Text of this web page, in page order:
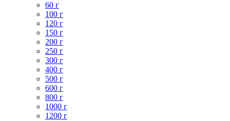
60 г
100 г
120 г
150 г
200 г
250 г
300 г
400 г
500 г
600 г
800 г
1000 г
1200 г